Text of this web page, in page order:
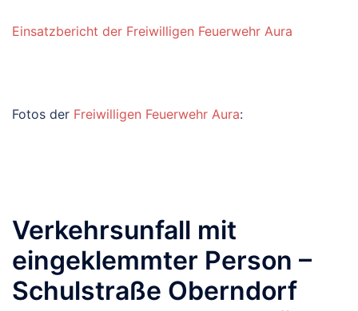
Einsatzbericht der Freiwilligen Feuerwehr Aura
Fotos der Freiwilligen Feuerwehr Aura:
Verkehrsunfall mit
eingeklemmter Person –
Schulstraße Oberndorf